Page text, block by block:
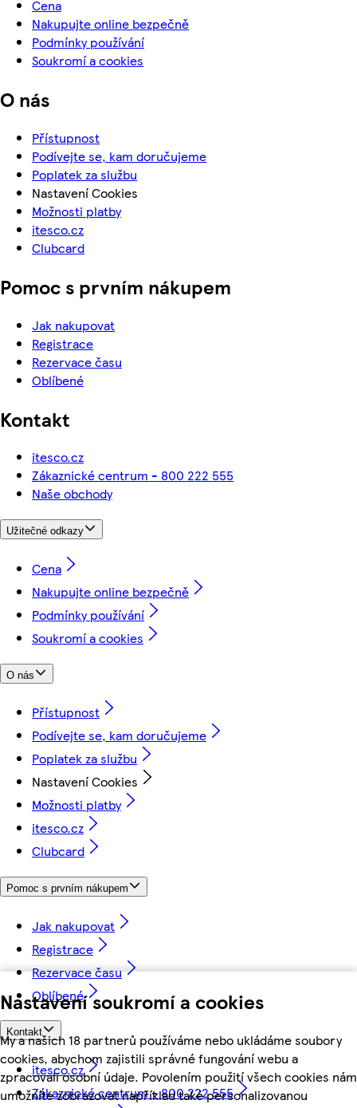
Nastavení soukromí a cookies
My a našich 18 partnerů používáme nebo ukládáme soubory
cookies, abychom zajistili správné fungování webu a
zpracovali osobní údaje. Povolením použití všech cookies nám
umožníte zobrazovat například také personalizovanou
Cena
Nakupujte online bezpečně
Podmínky používání
Soukromí a cookies
O nás
Přístupnost
Podívejte se, kam doručujeme
Poplatek za službu
Nastavení Cookies
Možnosti platby
itesco.cz
Clubcard
Pomoc s prvním nákupem
Jak nakupovat
Registrace
Rezervace času
Oblíbené
Kontakt
itesco.cz
Zákaznické centrum - 800 222 555
Naše obchody
Užitečné odkazy
Cena
Nakupujte online bezpečně
Podmínky používání
Soukromí a cookies
O nás
Přístupnost
Podívejte se, kam doručujeme
Poplatek za službu
Nastavení Cookies
Možnosti platby
itesco.cz
Clubcard
Pomoc s prvním nákupem
Jak nakupovat
Registrace
Rezervace času
Oblíbené
Kontakt
itesco.cz
Zákaznické centrum - 800 222 555